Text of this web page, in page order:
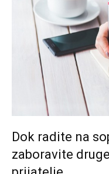
Dok radite na
zaboravite